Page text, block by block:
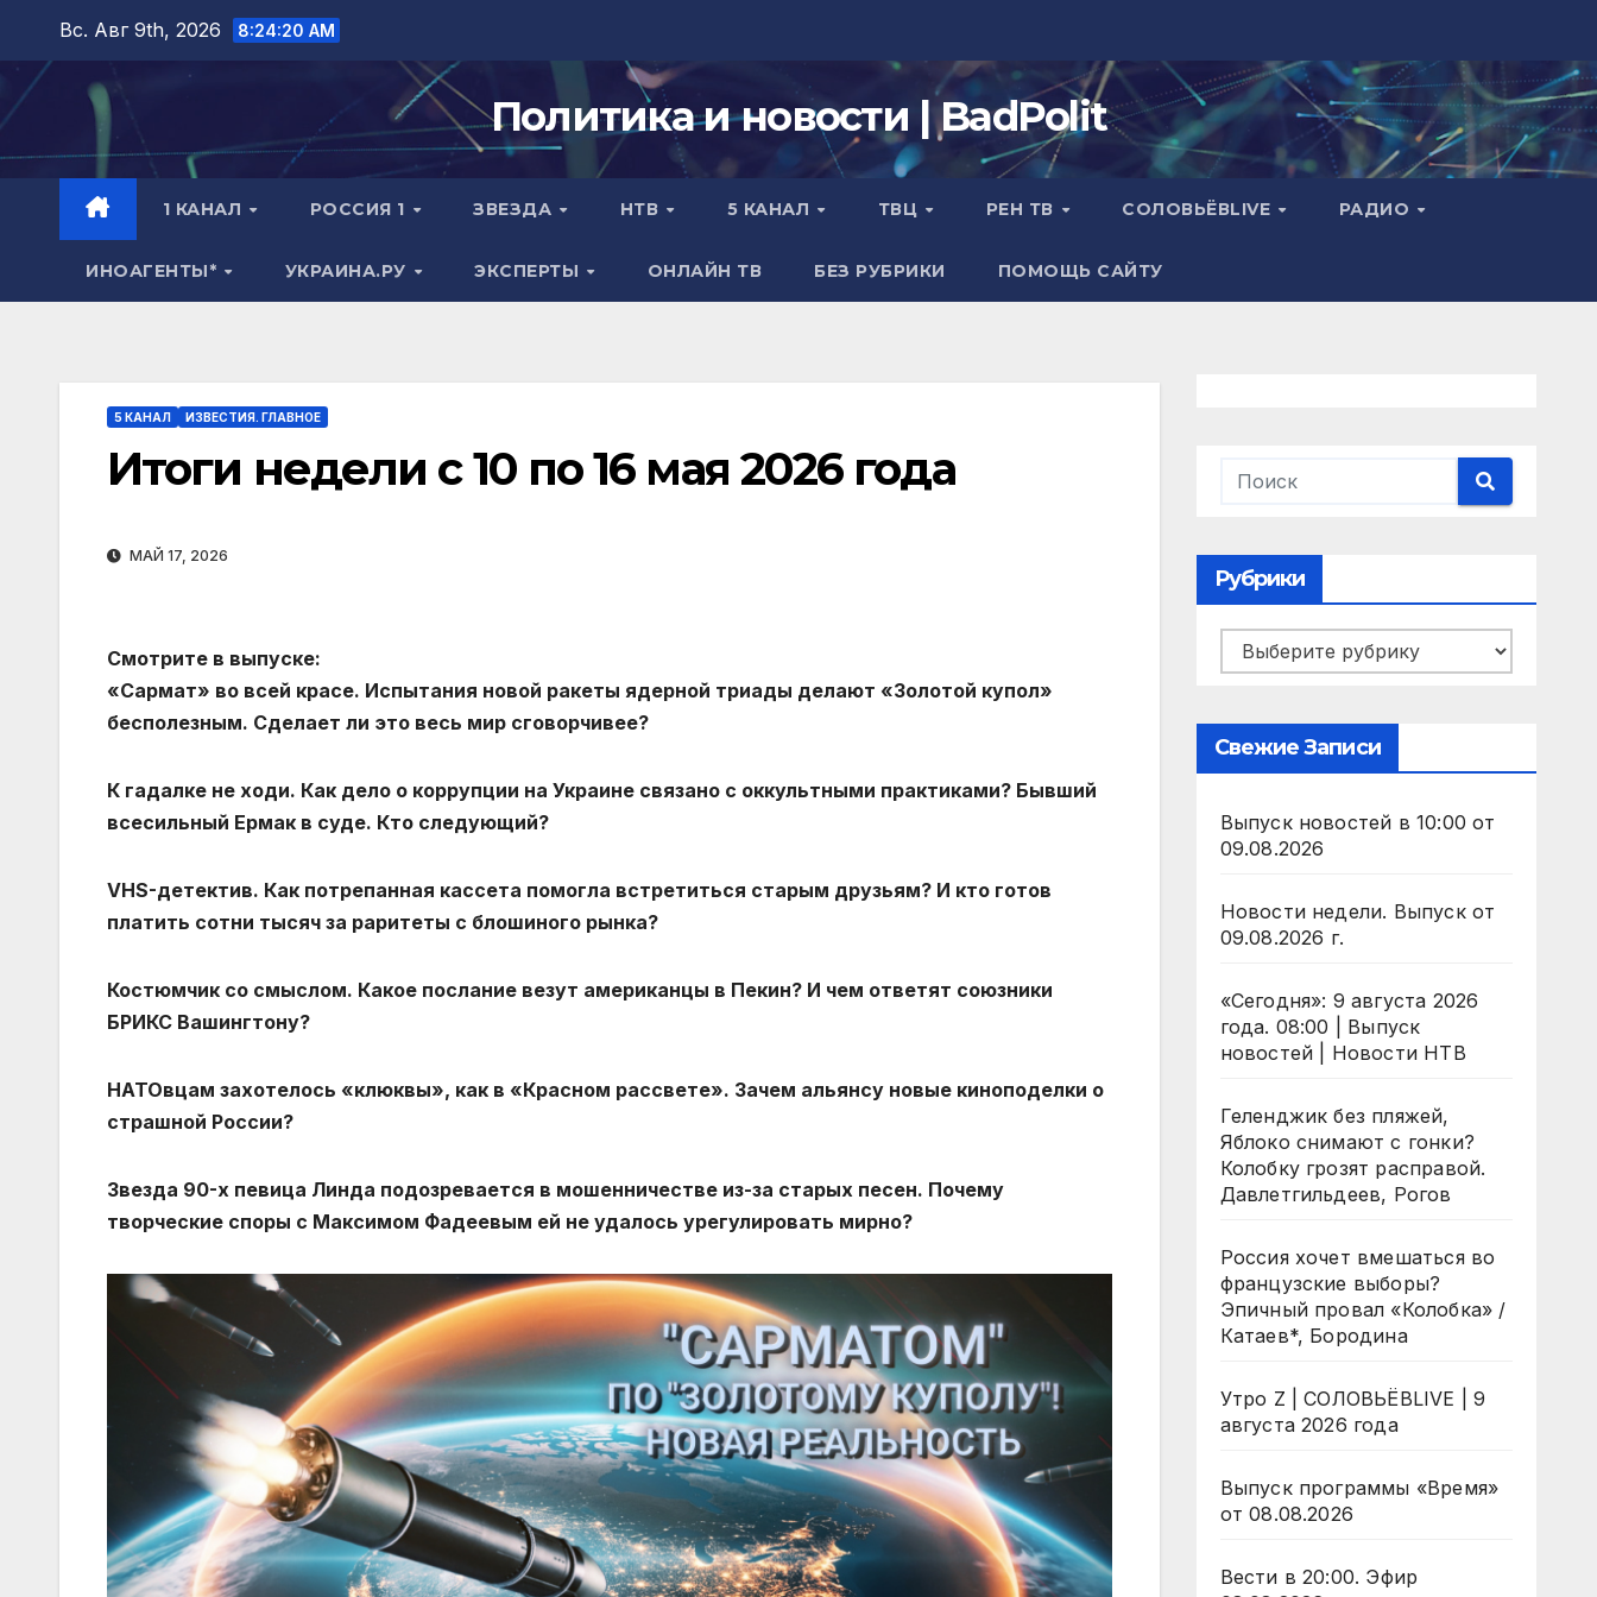
Перейти
содержимому
Вс. Авг 9th, 2026 8:24:21 AM
Политика и новости | BadPolit
1 КАНАЛ РОССИЯ 1 ЗВЕЗДА НТВ 5 КАНАЛ ТВЦ РЕН ТВ СОЛОВЬЁВLIVE РАДИО
ИНОАГЕНТЫ* УКРАИНА.РУ ЭКСПЕРТЫ ОНЛАЙН ТВ БЕЗ РУБРИКИ ПОМОЩЬ САЙТУ
5 КАНАЛ ИЗВЕСТИЯ. ГЛАВНОЕ
Итоги недели с 10 по 16 мая 2026 года
МАЙ 17, 2026
Смотрите в выпуске:
«Сармат» во всей красе. Испытания новой ракеты ядерной триады делают «Золотой купол»
бесполезным. Сделает ли это весь мир сговорчивее?
К гадалке не ходи. Как дело о коррупции на Украине связано с оккультными практиками? Бывший
всесильный Ермак в суде. Кто следующий?
VHS-детектив. Как потрепанная кассета помогла встретиться старым друзьям? И кто готов
платить сотни тысяч за раритеты с блошиного рынка?
Костюмчик со смыслом. Какое послание везут американцы в Пекин? И чем ответят союзники
БРИКС Вашингтону?
НАТОвцам захотелось «клюквы», как в «Красном рассвете». Зачем альянсу новые киноподелки о
страшной России?
Звезда 90-х певица Линда подозревается в мошенничестве из-за старых песен. Почему
творческие споры с Максимом Фадеевым ей не удалось урегулировать мирно?
Рубрики
Рубрики
Свежие Записи
Выпуск новостей в 10:00 от
09.08.2026
Новости недели. Выпуск от
09.08.2026 г.
«Сегодня»: 9 августа 2026
года. 08:00 | Выпуск
новостей | Новости НТВ
Геленджик без пляжей,
Яблоко снимают с гонки?
Колобку грозят расправой.
Давлетгильдеев, Рогов
Россия хочет вмешаться во
французские выборы?
Эпичный провал «Колобка» /
Катаев*, Бородина
Утро Z | СОЛОВЬЁВLIVE | 9
августа 2026 года
Выпуск программы «Время»
от 08.08.2026
Вести в 20:00. Эфир